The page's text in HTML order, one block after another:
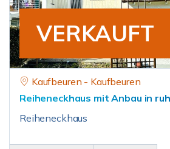
VERKAUFT
Kaufbeuren - Kaufbeuren
Reiheneckhaus mit Anbau in
Reiheneckhaus